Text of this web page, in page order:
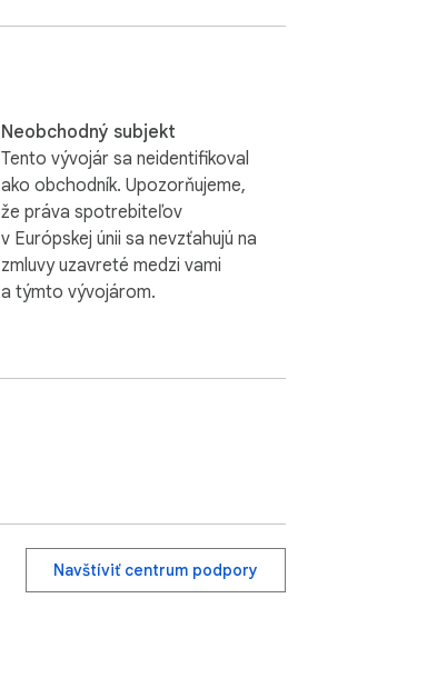
Neobchodný subjekt
Tento vývojár sa neidentifikoval
ako obchodník. Upozorňujeme,
že práva spotrebiteľov
v Európskej únii sa nevzťahujú na
zmluvy uzavreté medzi vami
a týmto vývojárom.
Navštíviť centrum podpory